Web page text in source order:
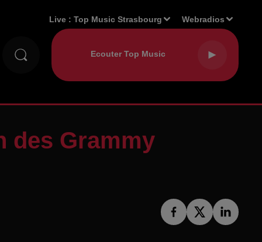
Live :Top Music Strasbourg Webradios
des Grammy